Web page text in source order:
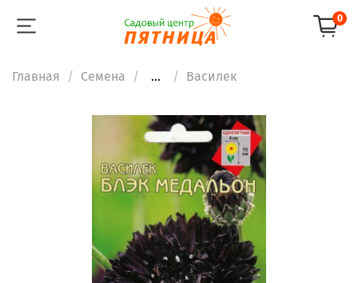
0
Главная Семена ... Василек